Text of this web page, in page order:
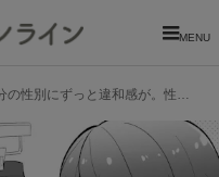
MENU
性別にずっと違和感が。性同一性障害に出会うまで